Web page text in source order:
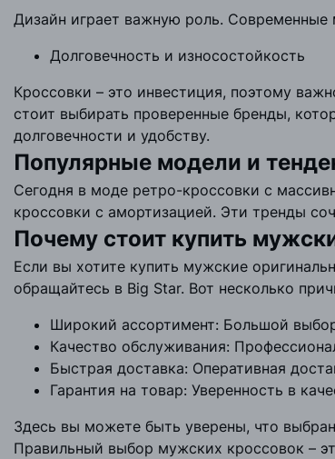
Дизайн играет важную роль. Современные
Долговечность и износостойкость
Кроссовки – это инвестиция, поэтому
стоит выбирать проверенные бренды,
долговечности и удобству.
Популярные модели и
Сегодня в моде ретро-кроссовки с
кроссовки с амортизацией. Эти тренды
Почему стоит купить
Если вы хотите купить мужские
обращайтесь в Big Star. Вот несколько
Широкий ассортимент: Большой
Качество обслуживания:
Быстрая доставка: Оперативная
Гарантия на товар: Уверенность в
Здесь вы можете быть уверены, что
Правильный выбор мужских кроссовок –